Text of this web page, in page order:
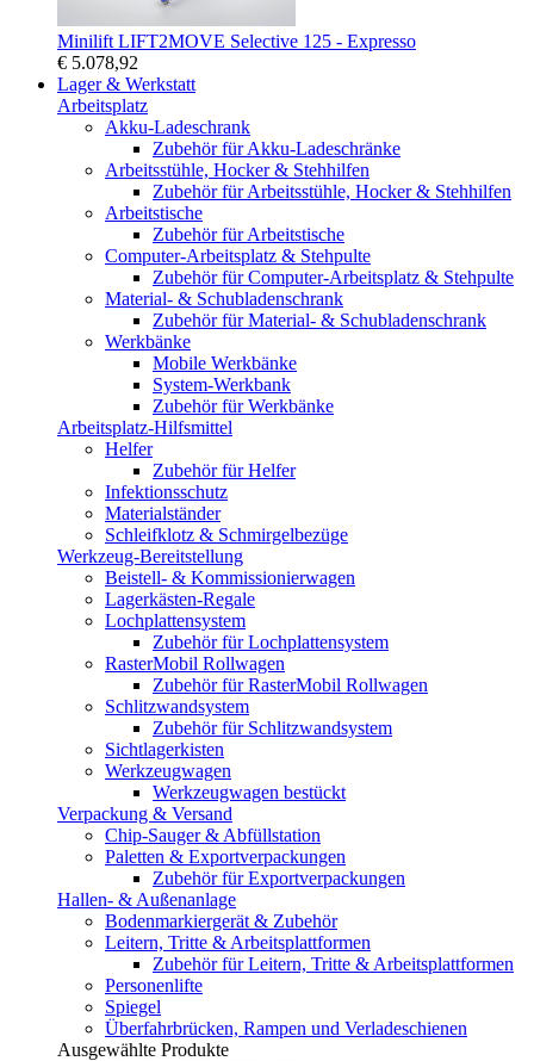
Minilift LIFT2MOVE Selective 125 - Expresso
€ 5.078,92
Lager & Werkstatt
Arbeitsplatz
Akku-Ladeschrank
Zubehör für Akku-Ladeschränke
Arbeitsstühle, Hocker & Stehhilfen
Zubehör für Arbeitsstühle, Hocker & Stehhilfen
Arbeitstische
Zubehör für Arbeitstische
Computer-Arbeitsplatz & Stehpulte
Zubehör für Computer-Arbeitsplatz & Stehpulte
Material- & Schubladenschrank
Zubehör für Material- & Schubladenschrank
Werkbänke
Mobile Werkbänke
System-Werkbank
Zubehör für Werkbänke
Arbeitsplatz-Hilfsmittel
Helfer
Zubehör für Helfer
Infektionsschutz
Materialständer
Schleifklotz & Schmirgelbezüge
Werkzeug-Bereitstellung
Beistell- & Kommissionierwagen
Lagerkästen-Regale
Lochplattensystem
Zubehör für Lochplattensystem
RasterMobil Rollwagen
Zubehör für RasterMobil Rollwagen
Schlitzwandsystem
Zubehör für Schlitzwandsystem
Sichtlagerkisten
Werkzeugwagen
Werkzeugwagen bestückt
Verpackung & Versand
Chip-Sauger & Abfüllstation
Paletten & Exportverpackungen
Zubehör für Exportverpackungen
Hallen- & Außenanlage
Bodenmarkiergerät & Zubehör
Leitern, Tritte & Arbeitsplattformen
Zubehör für Leitern, Tritte & Arbeitsplattformen
Personenlifte
Spiegel
Überfahrbrücken, Rampen und Verladeschienen
Ausgewählte Produkte